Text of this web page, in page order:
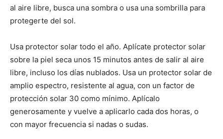
al aire libre, busca una sombra o usa una sombrilla para
protegerte del sol.
Usa protector solar todo el año. Aplícate protector solar
sobre la piel seca unos 15 minutos antes de salir al aire
libre, incluso los días nublados. Usa un protector solar de
amplio espectro, resistente al agua, con un factor de
protección solar 30 como mínimo. Aplícalo
generosamente y vuelve a aplicarlo cada dos horas, o
con mayor frecuencia si nadas o sudas.